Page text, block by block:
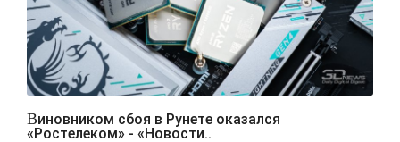
Виновником сбоя в Рунете оказался
«Ростелеком» - «Новости..